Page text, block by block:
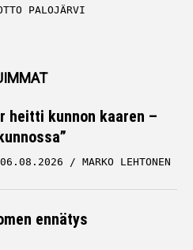
PALOJÄRVI
heitti kunnon kaaren –
06.08.2026 MARKO LEHTONEN
ennätys